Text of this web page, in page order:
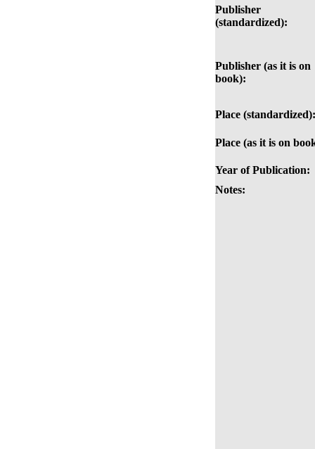
Publisher
(standardized):
Publisher (as it is on
book):
Place (standardized):
Place (as it is on
Year of Publication:
Notes: